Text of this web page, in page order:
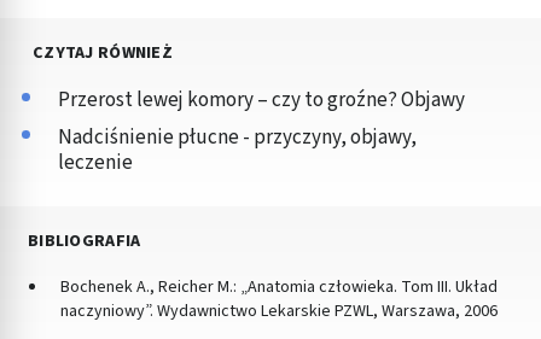
CZYTAJ RÓWNIEŻ
Przerost lewej komory – czy to groźne? Objawy
Nadciśnienie płucne - przyczyny, objawy,
leczenie
BIBLIOGRAFIA
Bochenek A., Reicher M.: „Anatomia człowieka. Tom III. Układ
naczyniowy”. Wydawnictwo Lekarskie PZWL, Warszawa, 2006